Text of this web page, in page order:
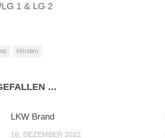
1 & LG 2
Hörsten
…
LKW Brand
16. DEZEMBER 2022